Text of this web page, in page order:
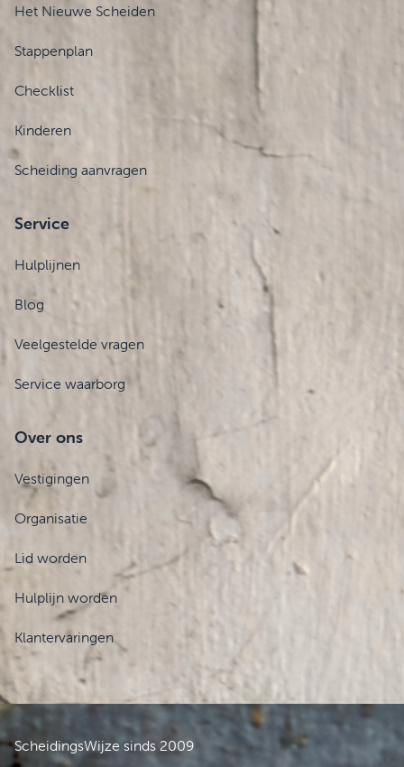
Het Nieuwe Scheiden
Stappenplan
Checklist
Kinderen
Scheiding aanvragen
Service
Hulplijnen
Blog
Veelgestelde vragen
Service waarborg
Over ons
Vestigingen
Organisatie
Lid worden
Hulplijn worden
Klantervaringen
ScheidingsWijze sinds 2009